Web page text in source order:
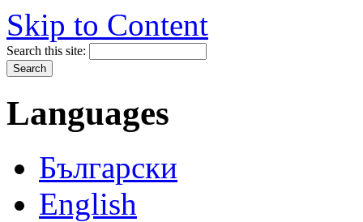
Skip to Content
Search this site:
Languages
Български
English